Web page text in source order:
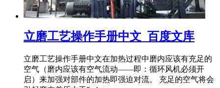
立磨工艺操作手册中文_百度文库
立磨工艺操作手册中文在加热过程中磨内应该有充足的
空气（磨内应该有空气流动——即：循环风机必须开
启）来加强对部件的加热即强迫对流。 充足的空气将会